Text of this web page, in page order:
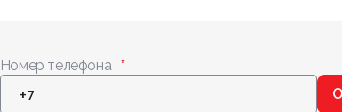
Номер телефона